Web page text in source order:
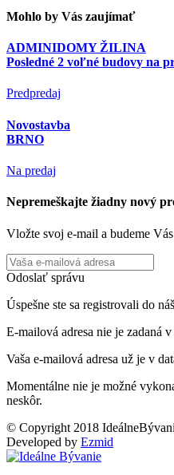
Mohlo by Vás zaujímať
ADMINIDOMY ŽILINA
Posledné 2 voľné budovy na
Predpredaj
Novostavba
BRNO
Na predaj
Nepremeškajte žiadny nový
Vložte svoj e-mail a budeme
Odoslať správu
Úspešne ste sa registrovali do
E-mailová adresa nie je zadaná
Vaša e-mailová adresa už je v
Momentálne nie je možné
neskôr.
© Copyright 2018
Developed by Ezmid